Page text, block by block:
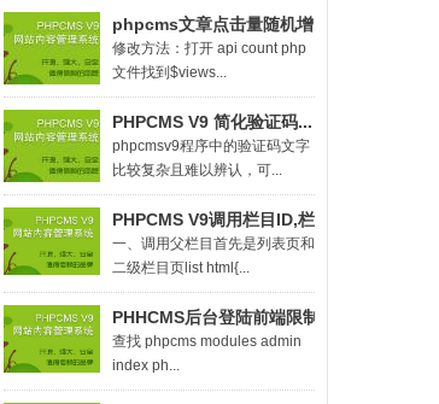
phpcms文章点击量随机增...
修改方法：打开 api count php
文件找到$views...
PHPCMS V9 简化验证码...
phpcmsv9程序中的验证码文字
比较复杂且难以辨认，可...
PHPCMS V9调用栏目ID,栏...
一、调用父栏目首先是列表页和
二级栏目页list html{...
PHHCMS后台登陆前端限制...
查找 phpcms modules admin
index ph...